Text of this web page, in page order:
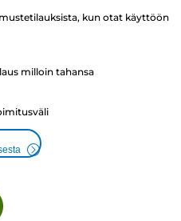
kun otat käyttöön
milloin tahansa